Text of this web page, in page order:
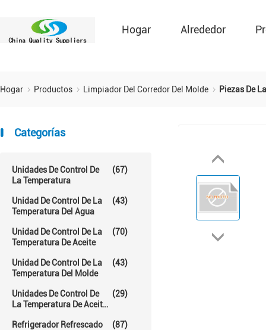
Hogar Alrededor
Hogar Productos Limpiador Del Corredor Del Molde Piezas De
Categorías
Unidades De Control De
La Temperatura
(67)
Unidad De Control De La
Temperatura Del Agua
(43)
Unidad De Control De La
Temperatura De Aceite
(70)
Unidad De Control De La
Temperatura Del Molde
(43)
Unidades De Control De
La Temperatura De Aceite
(29)
Refrigerador Refrescado
(87)